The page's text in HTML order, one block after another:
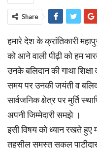
Share
हमारे देश के क्रांतिकारी
को आने वाली पीढ़ी को हम
उनके बलिदान की गाथा
समय पर उनकी जयंती व
सार्वजनिक क्षेत्र पर मुर्ति
अपनी जिम्मेदारी समझे ।
इसी विषय को ध्यान रखते
तहसील समस्त सकल